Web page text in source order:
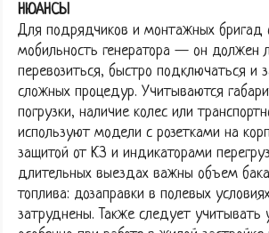
НЮАНСЫ
Для подрядчиков и монтажных бригад
мобильность генератора — он должен
перевозиться, быстро подключаться и
сложных процедур. Учитываются
погрузки, наличие колес или
используют модели с розетками на
защитой от КЗ и индикаторами
длительных выездах важны объем
топлива: дозаправки в полевых
затруднены. Также следует учитывать